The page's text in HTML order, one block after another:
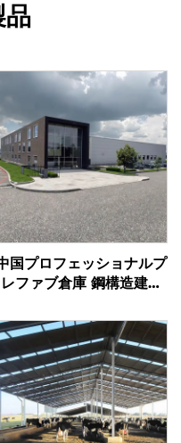
品
国プロフェッショナルプ
レファブ倉庫 鋼構造建築